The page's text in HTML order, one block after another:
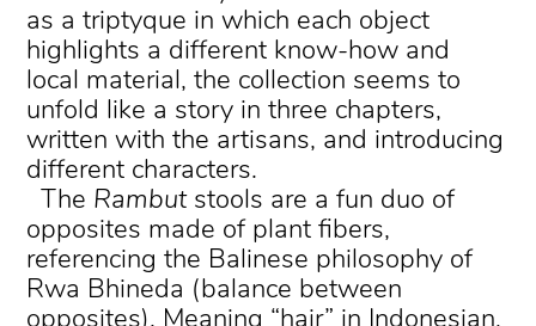
as a triptyque in which each object
highlights a different know-how and
local material, the collection seems to
unfold like a story in three chapters,
written with the artisans, and introducing
different characters.
The Rambutstools are a fun duo of
opposites made of plant fibers,
referencing the Balinese philosophy of
Rwa Bhineda (balance between